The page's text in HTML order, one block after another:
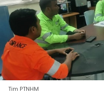
Tim PTNHM